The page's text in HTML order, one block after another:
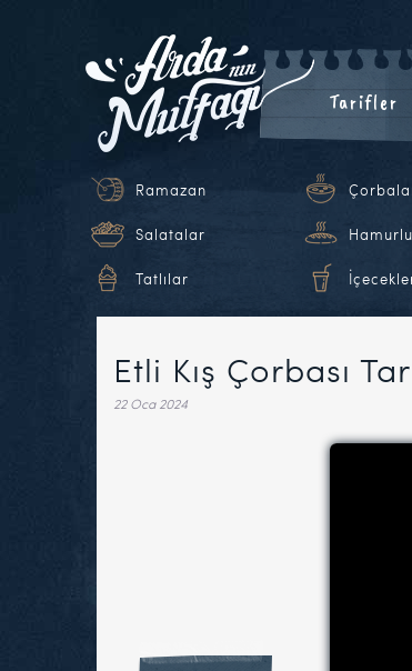
Tarifler
Ramazan
Salatalar
Tatlılar
Etli Kış Çorbası
22 Oca 2024